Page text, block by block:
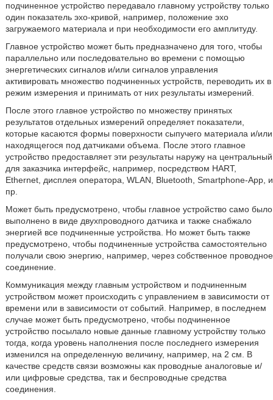
подчиненное устройство передавало главному устройству только
один показатель эхо-кривой, например, положение эхо
загружаемого материала и при необходимости его амплитуду.
Главное устройство может быть предназначено для того, чтобы
параллельно или последовательно во времени с помощью
энергетических сигналов и/или сигналов управления
активировать множество подчиненных устройств, переводить их в
режим измерения и принимать от них результаты измерений.
После этого главное устройство по множеству принятых
результатов отдельных измерений определяет показатели,
которые касаются формы поверхности сыпучего материала и/или
находящегося под датчиками объема. После этого главное
устройство предоставляет эти результаты наружу на центральный
для заказчика интерфейс, например, посредством HART,
Ethernet, дисплея оператора, WLAN, Bluetooth, Smartphone-App, и
пр.
Может быть предусмотрено, чтобы главное устройство само было
выполнено в виде двухпроводного датчика и также снабжало
энергией все подчиненные устройства. Но может быть также
предусмотрено, чтобы подчиненные устройства самостоятельно
получали свою энергию, например, через собственное проводное
соединение.
Коммуникация между главным устройством и подчиненным
устройством может происходить с управлением в зависимости от
времени или в зависимости от событий. Например, в последнем
случае может быть предусмотрено, чтобы подчиненное
устройство посылало новые данные главному устройству только
тогда, когда уровень наполнения после последнего измерения
изменился на определенную величину, например, на 2 см. В
качестве средств связи возможны как проводные аналоговые и/
или цифровые средства, так и беспроводные средства
соединения.